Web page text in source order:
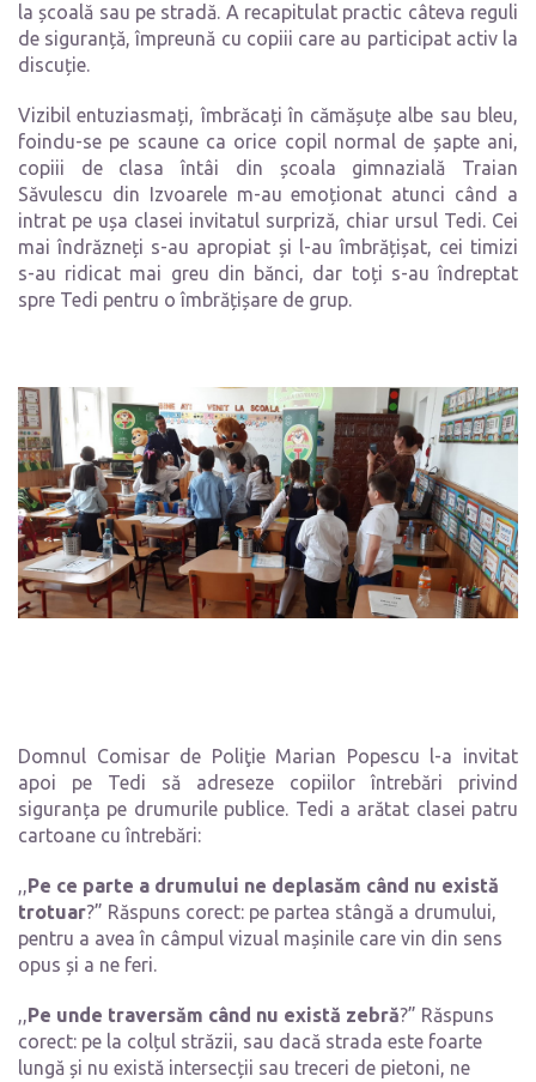
la școală sau pe stradă. A recapitulat practic câteva reguli
de siguranță, împreună cu copiii care au participat activ la
discuție.
Vizibil entuziasmați, îmbrăcați în cămășuțe albe sau bleu,
foindu-se pe scaune ca orice copil normal de șapte ani,
copiii de clasa întâi din școala gimnazială Traian
Săvulescu din Izvoarele m-au emoționat atunci când a
intrat pe ușa clasei invitatul surpriză, chiar ursul Tedi. Cei
mai îndrăzneți s-au apropiat și l-au îmbrățișat, cei timizi
s-au ridicat mai greu din bănci, dar toți s-au îndreptat
spre Tedi pentru o îmbrățișare de grup.
Domnul Comisar de Poliţie Marian Popescu l-a invitat
apoi pe Tedi să adreseze copiilor întrebări privind
siguranța pe drumurile publice. Tedi a arătat clasei patru
cartoane cu întrebări:
,,Pe ce parte a drumului ne deplasăm când nu există
trotuar?” Răspuns corect: pe partea stângă a drumului,
pentru a avea în câmpul vizual mașinile care vin din sens
opus și a ne feri.
,,Pe unde traversăm când nu există zebră?” Răspuns
corect: pe la colțul străzii, sau dacă strada este foarte
lungă și nu există intersecții sau treceri de pietoni, ne